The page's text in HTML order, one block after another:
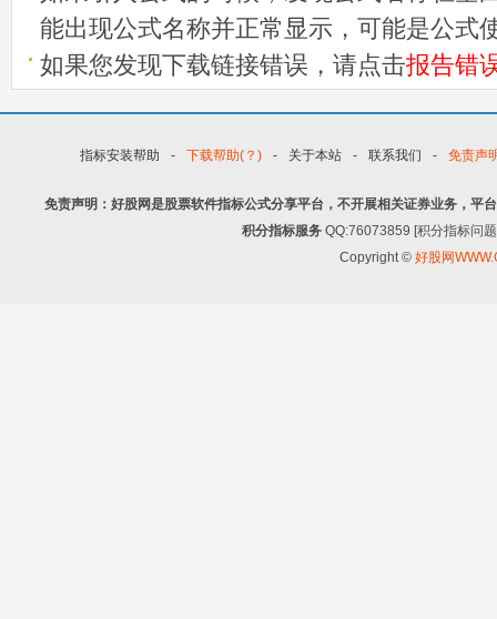
能出现公式名称并正常显示，可能是公式
如果您发现下载链接错误，请点击报告错
指标安装帮助 - 下载帮助(？) - 关于本站 - 联系我们 - 免责声
免责声明：好股网是股票软件指标公式分享平台，不开展相关证券业务，平
积分指标服务 QQ:76073859 [积分指标问
Copyright © 好股网